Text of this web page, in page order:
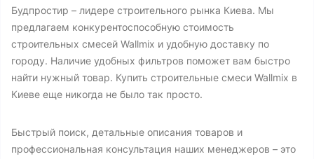
Будпростир – лидере строительного рынка Киева. Мы
предлагаем конкурентоспособную стоимость
строительных смесей Wallmix и удобную доставку по
городу. Наличие удобных фильтров поможет вам быстро
найти нужный товар. Купить строительные смеси Wallmix в
Киеве еще никогда не было так просто.
Быстрый поиск, детальные описания товаров и
профессиональная консультация наших менеджеров – это